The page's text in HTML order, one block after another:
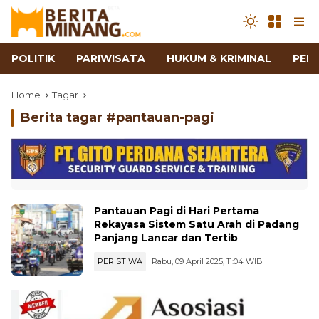
POLITIK PARIWISATA HUKUM & KRIMINAL
Home Tagar
Berita tagar #pantauan-pagi
Pantauan Pagi di Hari Pertama
Rekayasa Sistem Satu Arah di Padang
Panjang Lancar dan Tertib
PERISTIWA Rabu, 09 April 2025, 11:04 WIB